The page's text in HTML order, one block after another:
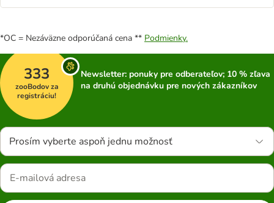
*OC = Nezáväzne odporúčaná cena ** Podmienky.
333
zooBodov za
registráciu!
Newsletter: ponuky pre odberateľov; 10 % zľava
na druhú objednávku pre nových zákazníkov
Prosím vyberte aspoň jednu možnosť